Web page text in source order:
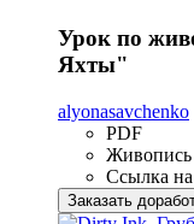
Урок по
Яхты"
alyonasavchenko
PDF
Живопись
Ссылка
Заказать